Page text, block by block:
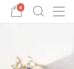
Menu
0